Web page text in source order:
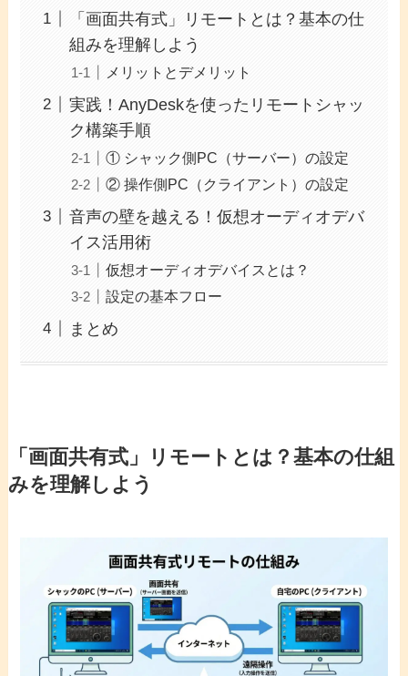
「画面共有式」リモートとは？基本の仕
組みを理解しよう
メリットとデメリット
実践！AnyDeskを使ったリモートシャッ
ク構築手順
① シャック側PC（サーバー）の設定
② 操作側PC（クライアント）の設定
音声の壁を越える！仮想オーディオデバ
イス活用術
仮想オーディオデバイスとは？
設定の基本フロー
まとめ
「画面共有式」リモートとは？基本の仕組
みを理解しよう